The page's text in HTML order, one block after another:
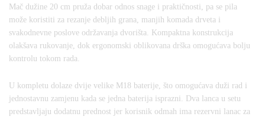
Mač dužine 20 cm pruža dobar odnos snage i praktičnosti, pa se pila
može koristiti za rezanje debljih grana, manjih komada drveta i
svakodnevne poslove održavanja dvorišta. Kompaktna konstrukcija
olakšava rukovanje, dok ergonomski oblikovana drška omogućava bolju
kontrolu tokom rada.
U kompletu dolaze dvije velike M18 baterije, što omogućava duži rad i
jednostavnu zamjenu kada se jedna baterija isprazni. Dva lanca u setu
predstavljaju dodatnu prednost jer korisnik odmah ima rezervni lanac za